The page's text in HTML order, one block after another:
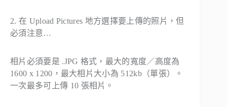
2. 在 Upload Pictures 地方選擇要上傳的照片，但
必須注意…
相片必須要是 .JPG 格式，最大的寬度／高度為
1600 x 1200，最大相片大小為 512kb（單張）。
一次最多可上傳 10 張相片。